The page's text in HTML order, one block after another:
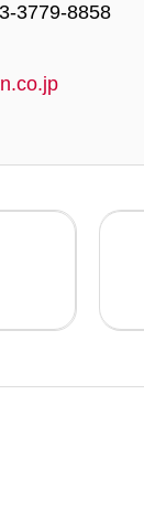
3779-8858